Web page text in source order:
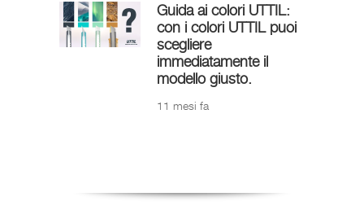
Guida ai colori UTTIL:
con i colori UTTIL puoi
scegliere
immediatamente il
modello giusto.
11 mesi fa